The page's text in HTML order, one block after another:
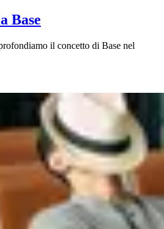
Base
il concetto di Base nel